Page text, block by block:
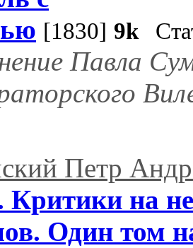
[1830] 9k
Павла
Петр
Критики на
Один том